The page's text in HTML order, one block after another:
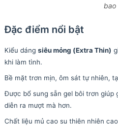
bao
Đặc điểm nổi bật
Kiểu dáng siêu mỏng (Extra Thin)
khi làm tình.
Bề mặt trơn mịn, ôm sát tự nhiên,
Được bổ sung sẵn gel bôi trơn giúp
diễn ra mượt mà hơn.
Chất liệu mủ cao su thiên nhiên